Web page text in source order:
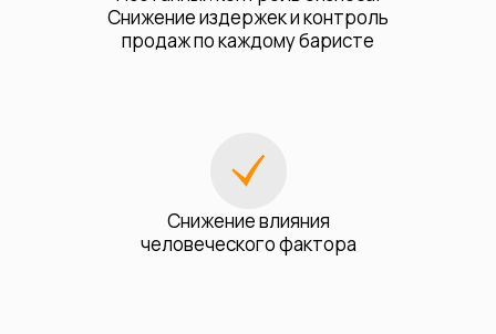
Снижение влияния
человеческого фактора
Снижение издержек и контроль
продаж по каждому баристе